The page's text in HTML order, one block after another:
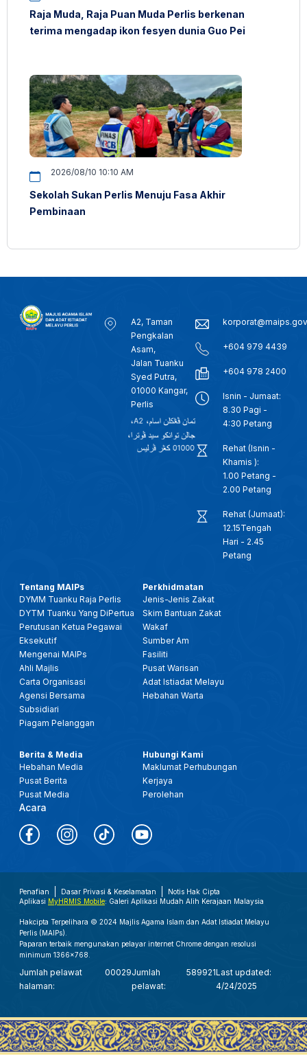
Raja Muda, Raja Puan Muda Perlis berkenan
terima mengadap ikon fesyen dunia Guo Pei
2026/08/10 10:10 AM
Sekolah Sukan Perlis Menuju Fasa Akhir
Pembinaan
A2, Taman
Pengkalan
Asam,
Jalan Tuanku
Syed Putra,
01000 Kangar,
Perlis
+604 979 4439
+604 978 2400
Isnin - Jumaat:
8.30 Pagi -
4:30 Petang
Rehat (Isnin -
Khamis ):
1.00 Petang -
2.00 Petang
Rehat (Jumaat):
12.15Tengah
Hari - 2.45
Petang
Tentang MAIPs
DYMM Tuanku Raja Perlis
DYTM Tuanku Yang DiPertua
Perutusan Ketua Pegawai
Eksekutif
Mengenai MAIPs
Ahli Majlis
Carta Organisasi
Agensi Bersama
Subsidiari
Piagam Pelanggan
Perkhidmatan
Jenis-Jenis Zakat
Skim Bantuan Zakat
Wakaf
Sumber Am
Fasiliti
Pusat Warisan
Adat Istiadat Melayu
Hebahan Warta
Berita & Media
Hebahan Media
Pusat Berita
Pusat Media
Acara
Hubungi Kami
Maklumat Perhubungan
Kerjaya
Perolehan
Penafian Dasar Privasi & Keselamatan
Notis Hak Cipta
Aplikasi MyHRMIS Mobile: Galeri Aplikasi Mudah Alih Kerajaan Malaysia
Hakcipta Terpelihara © 2024 Majlis Agama Islam dan Adat Istiadat Melayu
Perlis (MAIPs).
Paparan terbaik mengunakan pelayar internet Chrome dengan resolusi
minimum 1366x768.
Jumlah pelawat
halaman:
00029Jumlah
pelawat:
589921Last updated:
4/24/2025